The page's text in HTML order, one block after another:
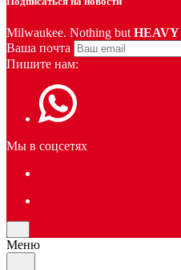
Milwaukee. Nothing but
Ваша почта
Пишите нам:
Мы в соцсетях
Меню